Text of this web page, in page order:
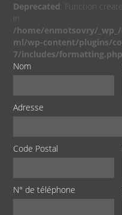
Deprecated: Function
in
/home/enmotsovry/
ml/wp-content/plugins/
7/includes/formatting.php
Nom
Adresse
Code Postal
N° de téléphone